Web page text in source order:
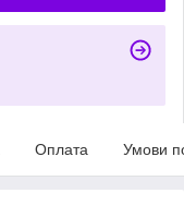
Оплата Умови